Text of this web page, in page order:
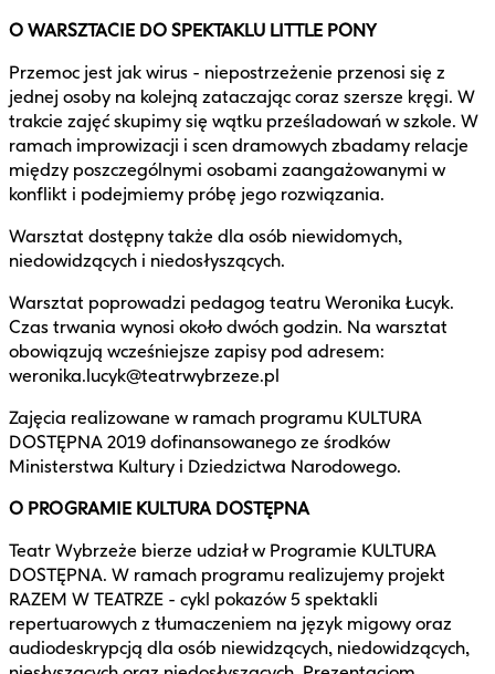
O WARSZTACIE DO SPEKTAKLU LITTLE PONY
Przemoc jest jak wirus - niepostrzeżenie przenosi się z
jednej osoby na kolejną zataczając coraz szersze kręgi. W
trakcie zajęć skupimy się wątku prześladowań w szkole. W
ramach improwizacji i scen dramowych zbadamy relacje
między poszczególnymi osobami zaangażowanymi w
konflikt i podejmiemy próbę jego rozwiązania.
Warsztat dostępny także dla osób niewidomych,
niedowidzących i niedosłyszących.
Warsztat poprowadzi pedagog teatru Weronika Łucyk.
Czas trwania wynosi około dwóch godzin. Na warsztat
obowiązują wcześniejsze zapisy pod adresem:
weronika.lucyk@teatrwybrzeze.pl
Zajęcia realizowane w ramach programu KULTURA
DOSTĘPNA 2019 dofinansowanego ze środków
Ministerstwa Kultury i Dziedzictwa Narodowego.
O PROGRAMIE KULTURA DOSTĘPNA
Teatr Wybrzeże bierze udział w Programie KULTURA
DOSTĘPNA. W ramach programu realizujemy projekt
RAZEM W TEATRZE - cykl pokazów 5 spektakli
repertuarowych z tłumaczeniem na język migowy oraz
audiodeskrypcją dla osób niewidzących, niedowidzących,